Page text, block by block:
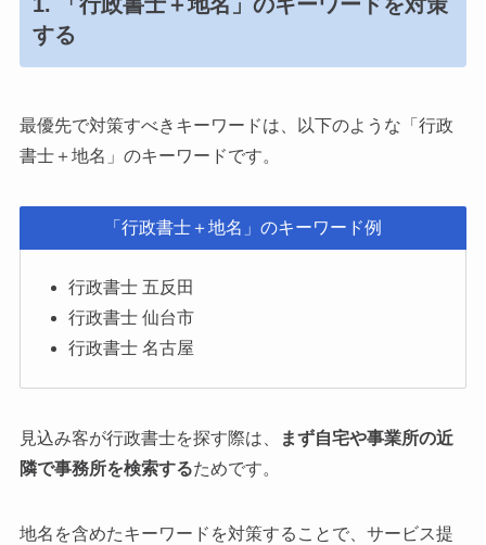
する
最優先で対策すべきキーワードは、以下のような「行政
書士＋地名」のキーワードです。
「行政書士＋地名」のキーワード例
行政書士 五反田
行政書士 仙台市
行政書士 名古屋
見込み客が行政書士を探す際は、
まず自宅や事業所の近
隣で事務所を検索するためです。
地名を含めたキーワードを対策することで、サービス提